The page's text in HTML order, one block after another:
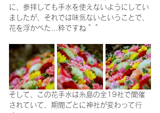
に、参拝しても手水を使えないようにしてい
ましたが、それでは味気ないということで、
花を浮かべた…粋ですね＾＾
そして、この花手水は糸島の全19社で開催
されていて、期間ごとに神社が変わって行